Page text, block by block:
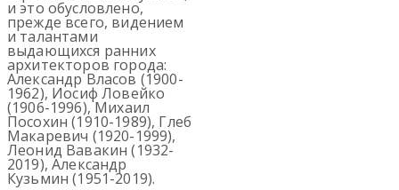
и это обусловлено,
прежде всего, видением
и талантами
выдающихся ранних
архитекторов города:
Александр Власов (1900-
1962), Иосиф Ловейко
(1906-1996), Михаил
Посохин (1910-1989), Глеб
Макаревич (1920-1999),
Леонид Вавакин (1932-
2019), Александр
Кузьмин (1951-2019).